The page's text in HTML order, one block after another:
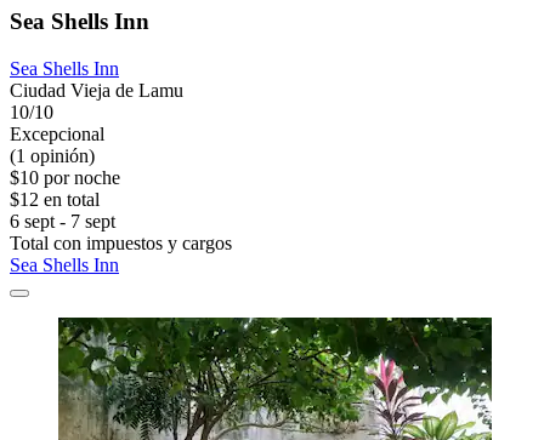
Sea Shells Inn
Sea Shells Inn
Ciudad Vieja de Lamu
10/10
Excepcional
(1 opinión)
$10 por noche
$12 en total
6 sept - 7 sept
Total con impuestos y cargos
Sea Shells Inn